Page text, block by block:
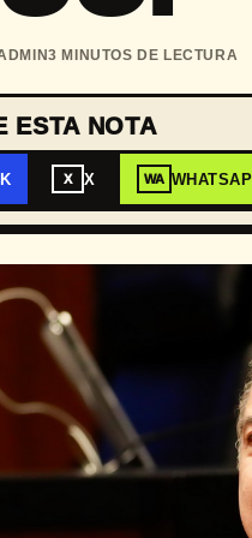
3 MINUTOS DE LECTURA
ESTA NOTA
X X WA